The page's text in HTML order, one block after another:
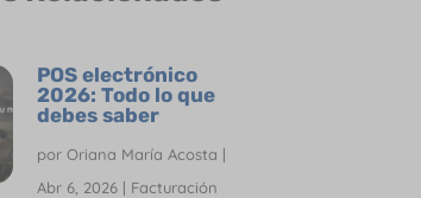
POS electrónico
2026: Todo lo que
debes saber
por Oriana María Acosta |
Abr 6, 2026| Facturación